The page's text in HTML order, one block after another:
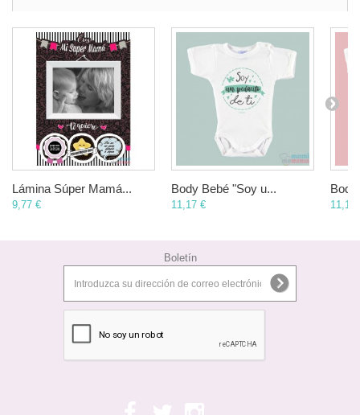
Lámina Súper Mamá...
9,77 €
Body Bebé "Soy u...
11,17 € 11,17
Boletín